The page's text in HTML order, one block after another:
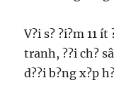
V?i s? ?i?m 11
tranh, ??i ch?
d??i b?ng x?p